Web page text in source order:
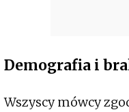
Demografia i
Wszyscy mówcy